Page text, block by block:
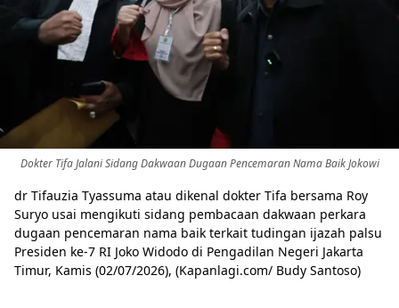
Dokter Tifa Jalani Sidang Dakwaan Dugaan Pencemaran Nama Baik Jokowi
dr Tifauzia Tyassuma atau dikenal dokter Tifa bersama Roy
Suryo usai mengikuti sidang pembacaan dakwaan perkara
dugaan pencemaran nama baik terkait tudingan ijazah palsu
Presiden ke-7 RI Joko Widodo di Pengadilan Negeri Jakarta
Timur, Kamis (02/07/2026), (Kapanlagi.com/ Budy Santoso)